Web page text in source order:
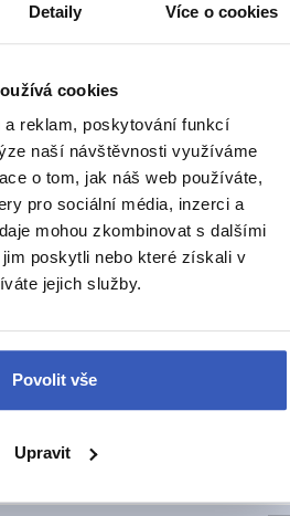
Detaily Více o cookies
cookies
a reklam, poskytování funkcí
naší návštěvnosti využíváme
o tom, jak náš web používáte,
pro sociální média, inzerci a
mohou zkombinovat s dalšími
poskytli nebo které získali v
jejich služby.
Povolit vše
Upravit
Benátsko